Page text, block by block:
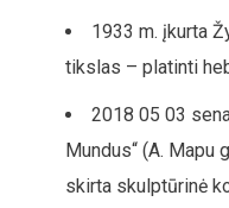
1933 m. įkurta
tikslas – platinti
2018 05 03
Mundus“ (A. Mapu
skirta skulptūrinė